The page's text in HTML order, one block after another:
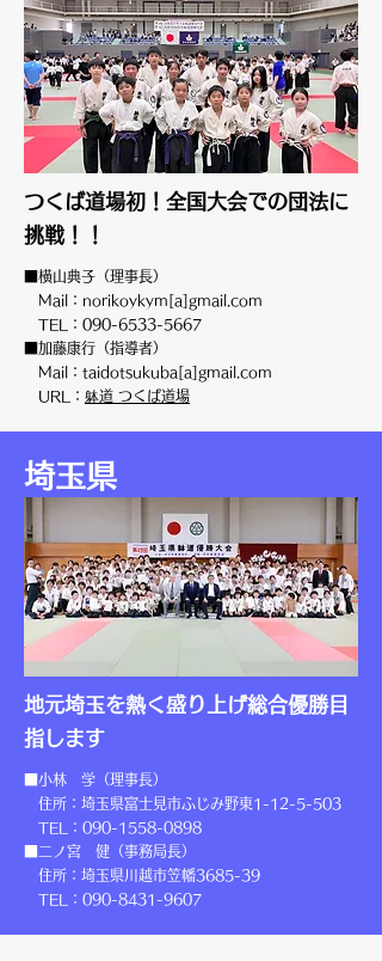
つくば道場初！全国大会での団法に
挑戦！！
■横山典子（理事長）
Mail：norikoykym[a]gmail.com
TEL：090-6533-5667
■加藤康行（指導者）
Mail：taidotsukuba[a]gmail.com
URL： 躰道 つくば道場
埼玉県
地元埼玉を熱く盛り上げ総合優勝目
指します
■小林 学（理事長）
住所：埼玉県富士見市ふじみ野東1-12-5-503
TEL：090-1558-0898
■二ノ宮 健（事務局長）
住所：埼玉県川越市笠幡3685-39
TEL：090-8431-9607